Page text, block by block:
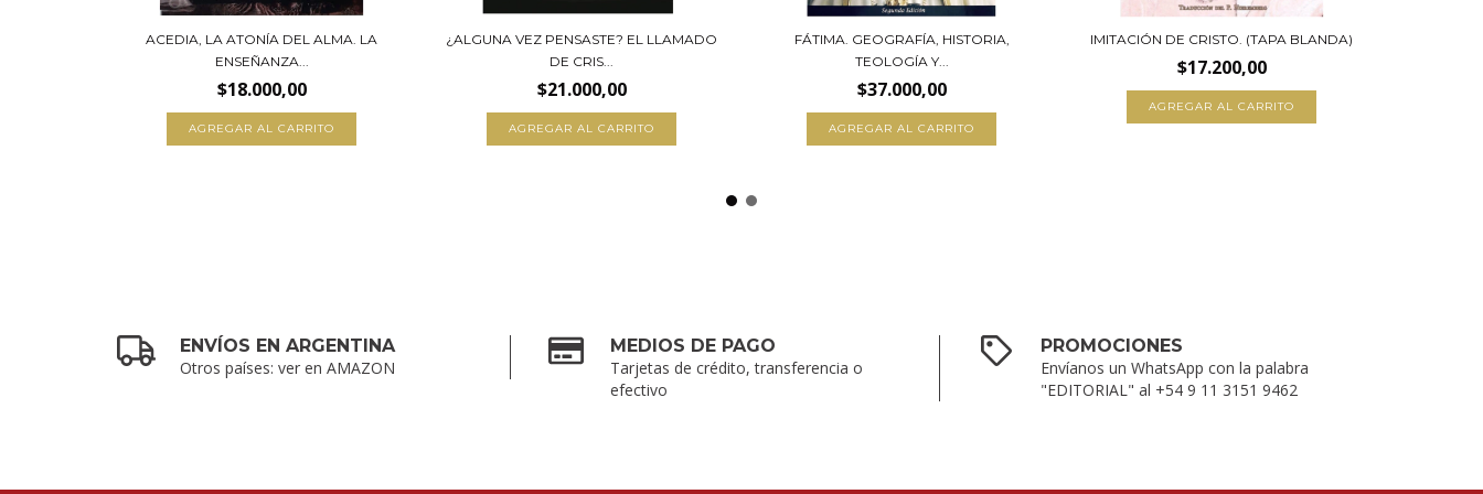
ACEDIA, LA ATONÍA DEL ALMA. LA
ENSEÑANZA...
$18.000,00
¿ALGUNA VEZ PENSASTE? EL LLAMADO
DE CRIS...
$21.000,00
FÁTIMA. GEOGRAFÍA, HISTORIA,
TEOLOGÍA Y...
$37.000,00
IMITACIÓN DE CRISTO. (TAPA BLANDA)
$17.200,00
ENVÍOS EN ARGENTINA
Otros países: ver en AMAZON
MEDIOS DE PAGO
Tarjetas de crédito, transferencia o
efectivo
PROMOCIONES
Envíanos un WhatsApp con la palabra
"EDITORIAL" al +54 9 11 3151 9462